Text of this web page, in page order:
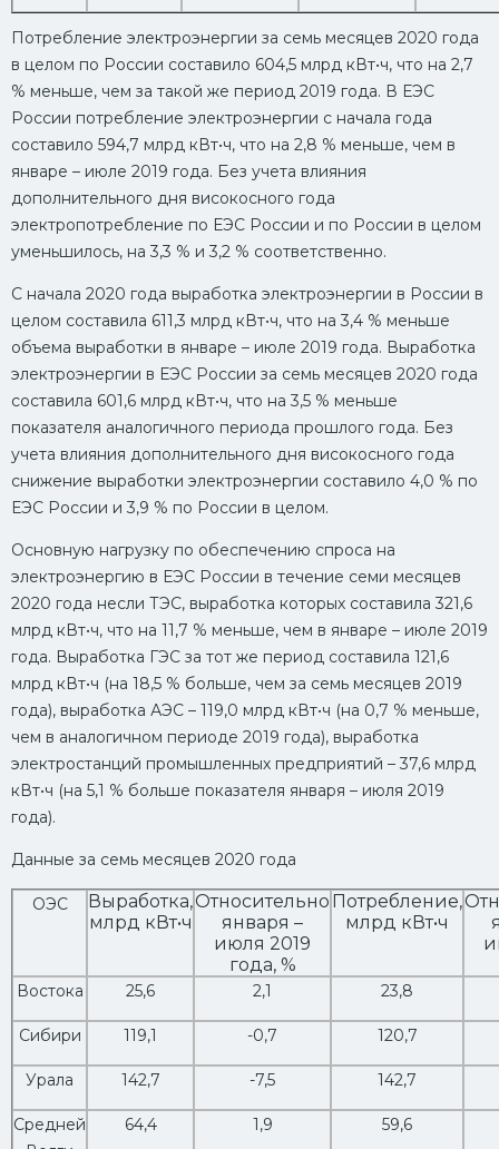
Потребление электроэнергии за семь месяцев 2020 года
в целом по России составило 604,5 млрд кВт•ч, что на 2,7
% меньше, чем за такой же период 2019 года. В ЕЭС
России потребление электроэнергии с начала года
составило 594,7 млрд кВт•ч, что на 2,8 % меньше, чем в
январе – июле 2019 года. Без учета влияния
дополнительного дня високосного года
электропотребление по ЕЭС России и по России в целом
уменьшилось, на 3,3 % и 3,2 % соответственно.
С начала 2020 года выработка электроэнергии в России в
целом составила 611,3 млрд кВт•ч, что на 3,4 % меньше
объема выработки в январе – июле 2019 года. Выработка
электроэнергии в ЕЭС России за семь месяцев 2020 года
составила 601,6 млрд кВт•ч, что на 3,5 % меньше
показателя аналогичного периода прошлого года. Без
учета влияния дополнительного дня високосного года
снижение выработки электроэнергии составило 4,0 % по
ЕЭС России и 3,9 % по России в целом.
Основную нагрузку по обеспечению спроса на
электроэнергию в ЕЭС России в течение семи месяцев
2020 года несли ТЭС, выработка которых составила 321,6
млрд кВт•ч, что на 11,7 % меньше, чем в январе – июле 2019
года. Выработка ГЭС за тот же период составила 121,6
млрд кВт•ч (на 18,5 % больше, чем за семь месяцев 2019
года), выработка АЭС – 119,0 млрд кВт•ч (на 0,7 % меньше,
чем в аналогичном периоде 2019 года), выработка
электростанций промышленных предприятий – 37,6 млрд
кВт•ч (на 5,1 % больше показателя января – июля 2019
года).
Данные за семь месяцев 2020 года
ОЭС
Выработка,
млрд кВт•ч
Относительно
января –
июля 2019
года, %
Потребление,
млрд кВт•ч
Востока 25,6 2,1 23,8
Сибири 119,1 -0,7 120,7
Урала 142,7 -7,5 142,7
Средней
64,4 1,9 59,6